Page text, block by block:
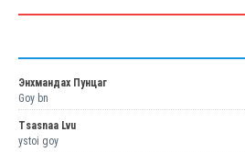
Энхмандах Пунцаг
Goy bn
Tsasnaa Lvu
ystoi goy